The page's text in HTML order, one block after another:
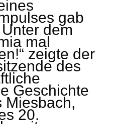
gab
dem
mal
zeigte der
des
Geschichte
Miesbach,
20.